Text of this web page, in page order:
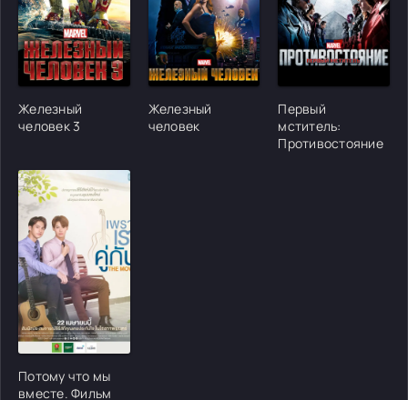
[/xfgiven_cvh_poster_urlcvh_poster_url]
Железный
человек 3
[/xfgiven_cvh_poster_urlcvh_poster_url]
Железный
человек
Первый
мститель:
Противостояние
[/xfgiven_cvh_poster_urlcvh_poster_url]
Потому что мы
вместе. Фильм